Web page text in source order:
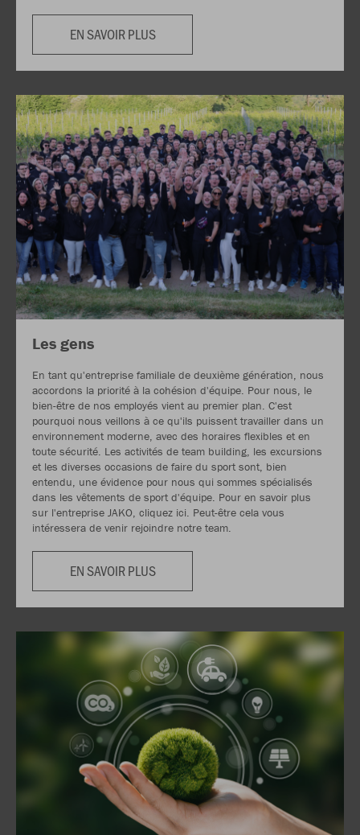
EN SAVOIR PLUS
Les gens
En tant qu'entreprise familiale de deuxième génération, nous
accordons la priorité à la cohésion d'équipe. Pour nous, le
bien-être de nos employés vient au premier plan. C'est
pourquoi nous veillons à ce qu'ils puissent travailler dans un
environnement moderne, avec des horaires flexibles et en
toute sécurité. Les activités de team building, les excursions
et les diverses occasions de faire du sport sont, bien
entendu, une évidence pour nous qui sommes spécialisés
dans les vêtements de sport d'équipe. Pour en savoir plus
sur l'entreprise JAKO, cliquez ici. Peut-être cela vous
intéressera de venir rejoindre notre team.
EN SAVOIR PLUS